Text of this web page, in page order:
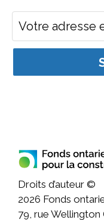
Droits d’auteur ©
2026 Fonds
79, rue Wellington